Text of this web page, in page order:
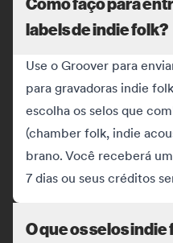
labels de indie folk?
Use o Groover para
para gravadoras indie
escolha os selos que
(chamber folk, indie
brano. Você receberá
7 dias ou seus créditos
O que os selos